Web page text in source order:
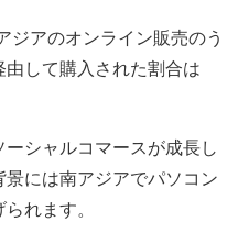
ジアのオンライン販売のう
して購入された割合は
シャルコマースが成長し
には南アジアでパソコン
れます。